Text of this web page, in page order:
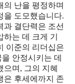
의 난을 평정하며
을 도모했습니다.
과 결단력은 조선
는 데 크게 기
이준의 리더십은
안정시키는 데
으며, 그의 지혜
은 후세에까지 존